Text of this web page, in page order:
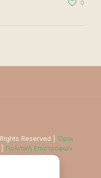
0
Reserved | Όροι
Πολιτική Επιστροφών